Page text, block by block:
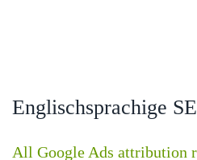
Englischsprachige
All Google Ads attribution